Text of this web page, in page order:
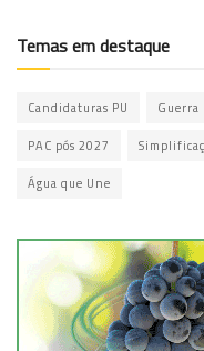
Temas em destaque
Candidaturas PU
PAC pós 2027
Água que Une